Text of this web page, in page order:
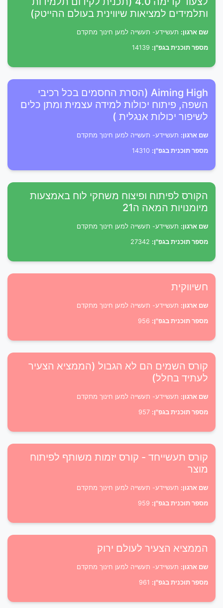
ותלמידים למציאות שיווינית בעולם ההייטק)
שם ארגון: תעשיידע- תעשייה למען חינוך מתקדם
מספר תוכנית בגפ"ן:
Aiming High (הסרת החסמים בכל רכיבי
השפה, פיתוח יכולות למידה עצמית ומתן כלים
לשיפור יכולות אנגלית )
שם ארגון: תעשיידע- תעשייה למען חינוך מתקדם
מספר תוכנית בגפ"ן:
הקורס לפיתוח ופיצוח משחקי לוח באמצעות
מיומנויות המאה ה21
שם ארגון: תעשיידע- תעשייה למען חינוך מתקדם
מספר תוכנית בגפ"ן:
חשיווקית
שם ארגון: תעשיידע- תעשייה למען חינוך מתקדם
מספר תוכנית בגפ"ן:
קורס השמים הם לא הגבול (הממציא הצעיר
לעתיד בחלל)
שם ארגון: תעשיידע- תעשייה למען חינוך מתקדם
מספר תוכנית בגפ"ן:
קורס תעשייחד - קורס יזמות משותף לפיתוח
מוצר
שם ארגון: תעשיידע- תעשייה למען חינוך מתקדם
מספר תוכנית בגפ"ן:
הממציא הצעיר לעולם ירוק
שם ארגון: תעשיידע- תעשייה למען חינוך מתקדם
מספר תוכנית בגפ"ן: